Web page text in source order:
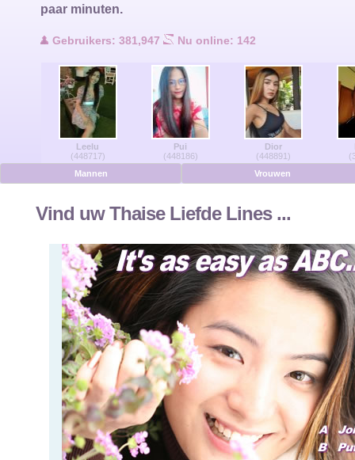
Men Online
Vrouwen Online
Spaans
paar minuten.
Gebruikers: 381,947 Nu online: 142
Leelu
(448717)
Pui
(448186)
Dior
(448891)
Mannen
Vrouwen
Vind uw Thaise Liefde Lines ...